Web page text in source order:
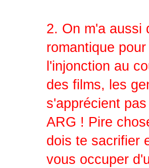
2. On m'a aussi
romantique
l'injonction au
des films, les
s'apprécient
ARG ! Pire
dois te sacrifier
vous occuper